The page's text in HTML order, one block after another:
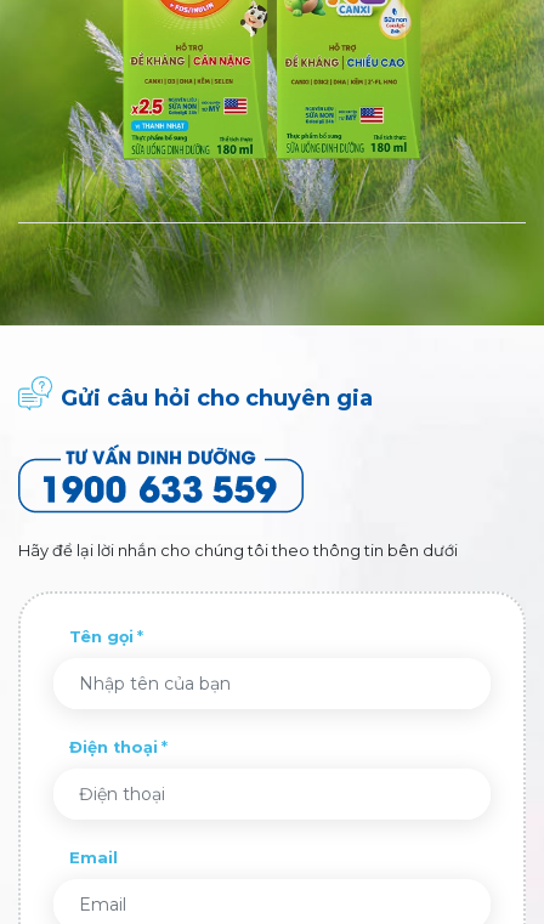
Gửi câu hỏi cho chuyên gia
Hãy để lại lời nhắn cho chúng tôi theo thông tin bên dưới
Tên gọi
Điện thoại
Email